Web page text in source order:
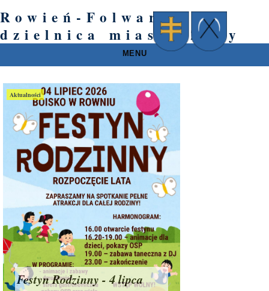
Rowień-Folwarki –
dzielnica miasta Żory
MENU
Aktualności
Festyn Rodzinny - 4 lipca